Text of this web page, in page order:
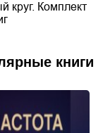
круг. Комплект
книги